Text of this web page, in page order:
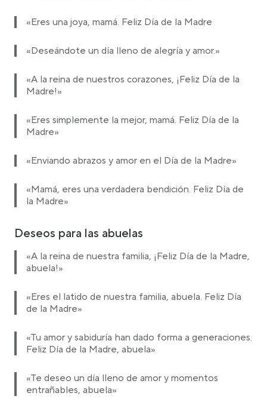
«Eres una joya, mamá. Feliz Día de la Madre
«Deseándote un día lleno de alegría y amor.»
«A la reina de nuestros corazones, ¡Feliz Día de la
Madre!»
«Eres simplemente la mejor, mamá. Feliz Día de la
Madre»
«Enviando abrazos y amor en el Día de la Madre»
«Mamá, eres una verdadera bendición. Feliz Día de
la Madre»
Deseos para las abuelas
«A la reina de nuestra familia, ¡Feliz Día de la Madre,
abuela!»
«Eres el latido de nuestra familia, abuela. Feliz Día
de la Madre»
«Tu amor y sabiduría han dado forma a generaciones.
Feliz Día de la Madre, abuela»
«Te deseo un día lleno de amor y momentos
entrañables, abuela»